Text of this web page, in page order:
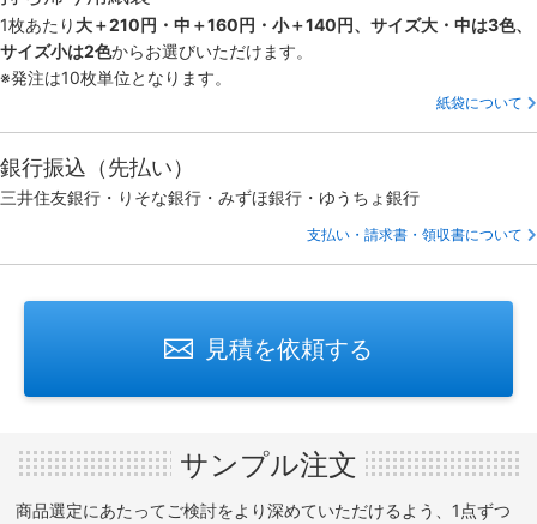
1枚あたり 大＋210円・中＋160円・小＋140円、サイズ大・中は3色、
サイズ小は2色からお選びいただけます。
※発注は10枚単位となります。
紙袋について
銀行振込（先払い）
三井住友銀行・りそな銀行・みずほ銀行・ゆうちょ銀行
支払い・請求書・領収書について
見積を依頼する
サンプル注文
商品選定にあたってご検討をより深めていただけるよう、1点ずつ